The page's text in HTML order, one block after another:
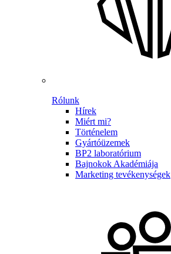
Rólunk
Hírek
Miért mi?
Történelem
Gyártóüzemek
BP2 laboratórium
Bajnokok Akadémiája
Marketing tevékenységek